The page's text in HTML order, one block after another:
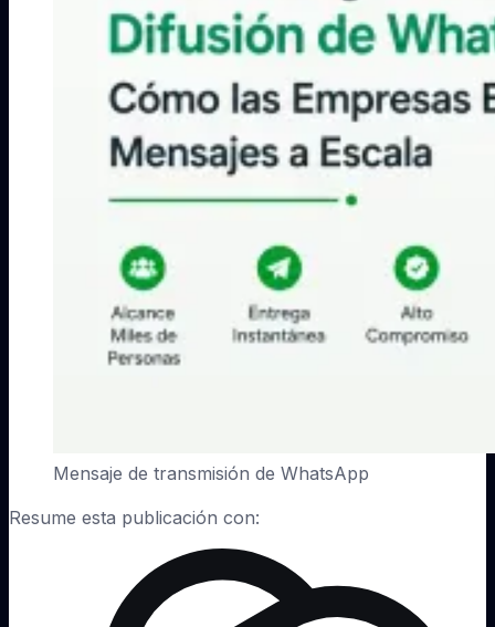
Mensaje de transmisión de WhatsApp
Resume esta publicación con: